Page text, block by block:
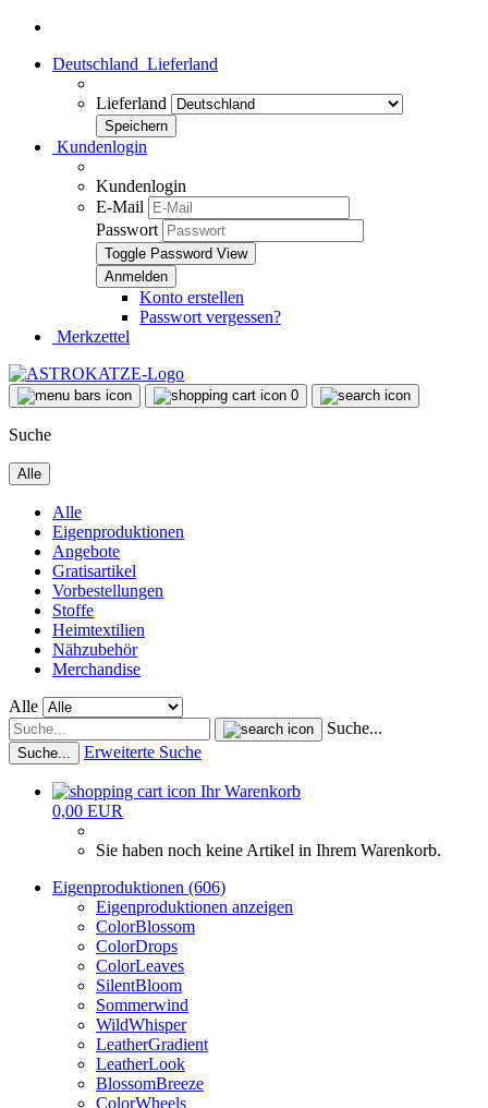
Deutschland Lieferland
Lieferland
Kundenlogin
Kundenlogin
E-Mail
Passwort
Toggle Password View
Konto erstellen
Passwort vergessen?
Merkzettel
0
Suche
Alle
Alle
Eigenproduktionen
Angebote
Gratisartikel
Vorbestellungen
Stoffe
Heimtextilien
Nähzubehör
Merchandise
Alle
Suche...
Suche... Erweiterte Suche
Ihr Warenkorb
0,00 EUR
Sie haben noch keine Artikel in Ihrem Warenkorb.
Eigenproduktionen (606)
Eigenproduktionen anzeigen
ColorBlossom
ColorDrops
ColorLeaves
SilentBloom
Sommerwind
WildWhisper
LeatherGradient
LeatherLook
BlossomBreeze
ColorWheels